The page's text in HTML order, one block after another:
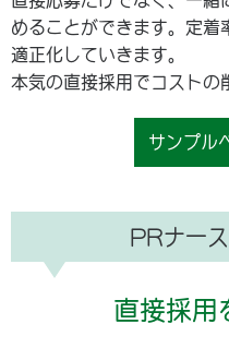
めることができます。定着
適正化していきます。
本気の直接採用でコストの
サンプル
PRナー
直接採用